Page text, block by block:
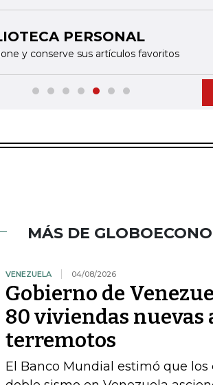
PERSONAL
y conserve sus artículos favoritos
MÁS DE
VENEZUELA 04/08/2026
Gobierno de
80 viviendas nuevas
terremotos
El Banco Mundial estimó que los